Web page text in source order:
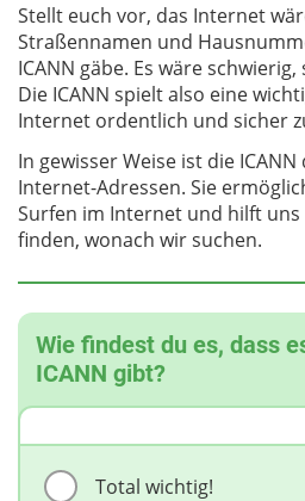
Stellt euch vor, das Internet
Straßennamen und
ICANN gäbe. Es wäre
Die ICANN spielt also eine
Internet ordentlich und sicher
In gewisser Weise ist die
Internet-Adressen. Sie
Surfen im Internet und hilft uns
finden, wonach wir suchen.
Wie findest du es, dass
ICANN gibt?
Total wichtig!